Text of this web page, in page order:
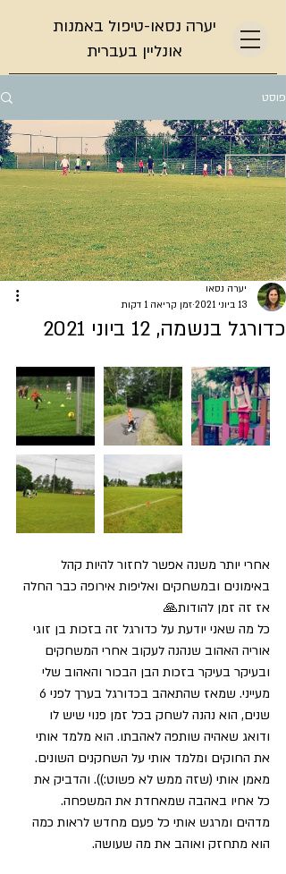
יערה נסאו-טיפול באמנות
אונליין בעברית
פוסט
כדורגל בנשמה, 12 ביוני 2021
יערה נסאו
13 ביוני 2021
זמן קריאה 1 דקות
אחרי יותר משנה אפשר לחזור להיות קהל
באימונים ובמשחקים ואליפות אירופה כבר החלה
אז זה זמן להודות🙏
כל מה שאני יודעת על כדורגל זה בזכות בן זוגי
אוריה האהוב שנהנה לעקוב אחרי המשחקים
ובעיקר בעיקר בזכות הבן הבכור והאהוב שלי
שנים, הוא נהנה לשחק בכל זמן פנוי שיש לו
ודואג שאהיה שותפה לאהבתו. הוא מלמד אותי
את החוקים ומלמד אותי על השחקנים השונים.
מאמן אותי (שזה ממש לא פשוט:)). והדביק את
כל אחיו באהבה שמאחדת את המשפחה.
מדהים ומרגש אותי כל פעם מחדש לראות כמה
הוא מתחזק ואוהב את מה שעושה.